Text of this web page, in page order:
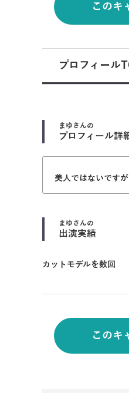
このキ
プロフィール
まゆ さんの
プロフィール詳
美人ではないです
まゆ さんの
出演実績
カットモデルを数回
このキ